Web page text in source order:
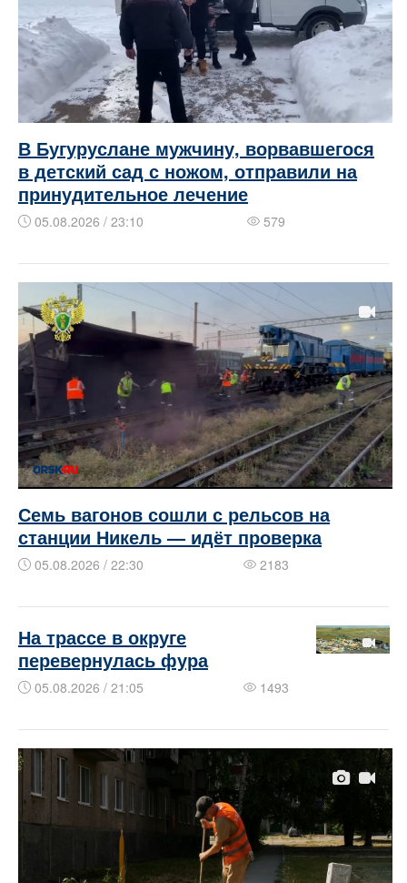
В Бугуруслане мужчину, ворвавшегося
в детский сад с ножом, отправили на
принудительное лечение
05.08.2026 / 23:10 579
Семь вагонов сошли с рельсов на
станции Никель — идёт проверка
05.08.2026 / 22:30 2183
На трассе в округе
перевернулась фура
05.08.2026 / 21:05 1493